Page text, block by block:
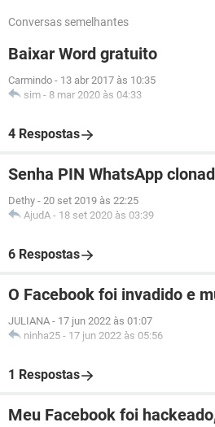
Conversas semelhantes
Baixar Word gratuito
Carmindo - 13 abr 2017 às 10:35
sim - 8 mar 2020 às 04:33
4 Respostas
Senha PIN WhatsApp
Dethy - 20 set 2019 às 22:25
AjudA - 18 set 2020 às 03:39
6 Respostas
O Facebook foi invadido e
JULIANA - 17 jun 2022 às 01:07
ninha25 - 17 jun 2022 às 05:56
1 Respostas
Meu Facebook foi